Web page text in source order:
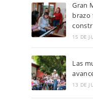
Gran
brazo
15 DE
Las
13 DE